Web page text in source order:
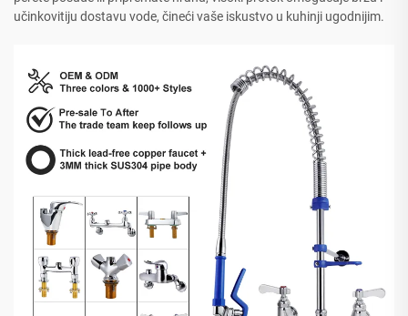
učinkovitiju dostavu vode, čineći vaše iskustvo u kuhinji ugodnijim.